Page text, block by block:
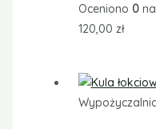
Oceniono 0
120,00 zł